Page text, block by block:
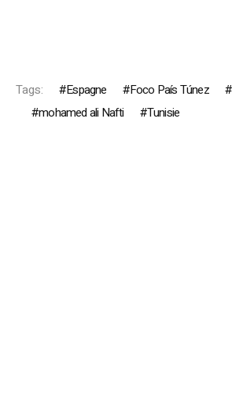
Tags: Espagne Foco País Túnez
mohamed ali Nafti
Tunisie